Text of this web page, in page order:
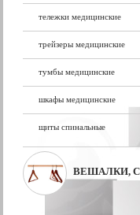
тележки медицинские
трейзеры медицинские
тумбы медицинские
шкафы медицинские
щиты спинальные
ВЕШАЛКИ,